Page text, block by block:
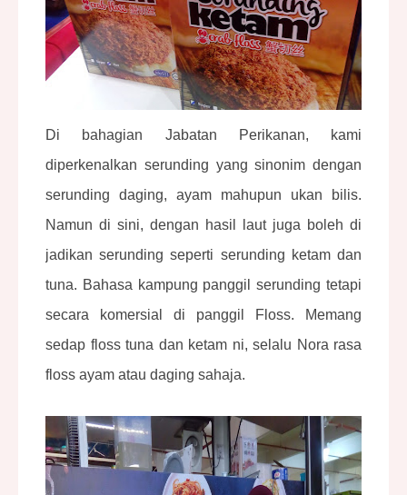
Di bahagian Jabatan Perikanan, kami
diperkenalkan serunding yang sinonim dengan
serunding daging, ayam mahupun ukan bilis.
Namun di sini, dengan hasil laut juga boleh di
jadikan serunding seperti serunding ketam dan
tuna. Bahasa kampung panggil serunding tetapi
secara komersial di panggil Floss. Memang
sedap floss tuna dan ketam ni, selalu Nora rasa
floss ayam atau daging sahaja.